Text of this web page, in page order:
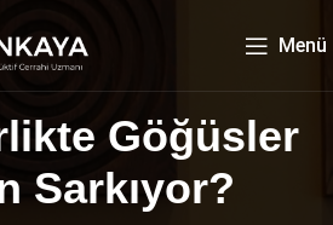
Menü
Göğüsler
Sarkıyor?